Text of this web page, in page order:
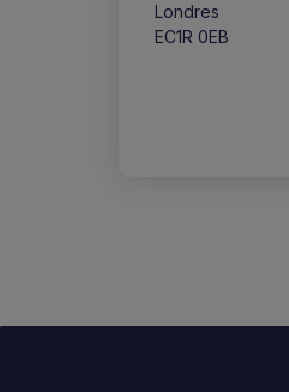
Londres
EC1R 0EB